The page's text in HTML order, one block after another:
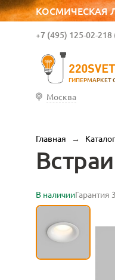
КОСМИЧЕСКАЯ
ГИПЕРМАРКЕТ
+7 (495) 125-02-218
Москва
Главная → Каталог
В наличииГарантия